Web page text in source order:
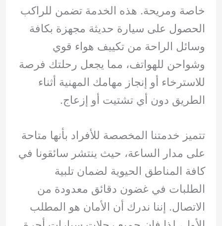
خاصة ومريحة. هذه الخدمة تضمن للراكب
الحصول على سيارة حديثة مجهزة بكافة
وسائل الراحة من تكييف هواء قوي
وشواحن للهواتف، مما يجعل رحلتك فرصة
للاسترخاء أو إنجاز مهامك المهنية أثناء
الطريق دون أي تشتيت أو إزعاج.
تتميز خدمتنا المخصصة للأفراد بأنها متاحة
على مدار الساعة، حيث ينتشر سائقونا في
كافة المناطق الحيوية لضمان تلبية
الطلبات في غضون دقائق معدودة من
الاتصال. إننا ندرك أن الأمان هو المطلب